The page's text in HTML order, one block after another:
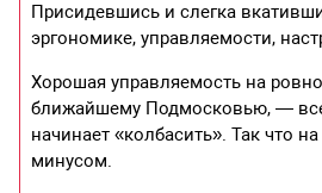
Присидевшись и слегка
эргономике, управляемости,
Хорошая управляемость на
ближайшему Подмосковью, — все
начинает «колбасить». Так что
минусом.